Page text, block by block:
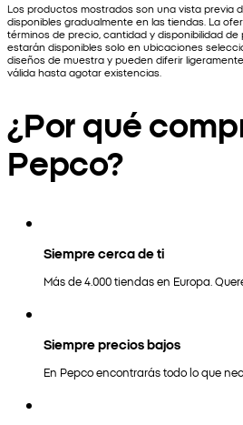
Los productos mostrados son una vista previa
disponibles gradualmente en las tiendas. La
términos de precio, cantidad y disponibilidad
estarán disponibles solo en ubicaciones
diseños de muestra y pueden diferir
válida hasta agotar existencias.
¿Por qué
Pepco?
Siempre cerca de ti
Más de 4.000 tiendas en Europa.
Siempre precios bajos
En Pepco encontrarás todo lo que